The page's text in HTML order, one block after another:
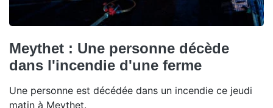
Meythet : Une personne décède
dans l'incendie d'une ferme
Une personne est décédée dans un incendie ce jeudi
matin à Meythet.